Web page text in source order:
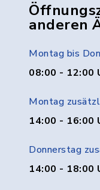
anderen
Montag bis
08:00 - 12:00
Montag
14:00 - 16:00
Donnerstag
14:00 - 18:00